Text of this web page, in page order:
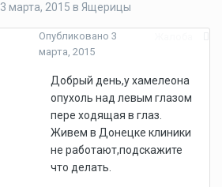
3 марта, 2015 в Ящерицы
Опубликовано 3
марта, 2015
Добрый день,у хамелеона
опухоль над левым глазом
пере ходящая в глаз.
Живем в Донецке клиники
не работают,подскажите
что делать.